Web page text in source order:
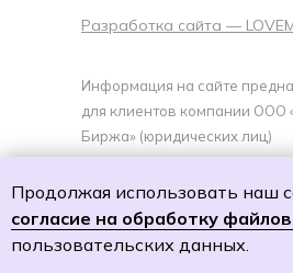
Разработка сайта —
Информация на сайте
для клиентов компании ООО
Биржа» (юридических лиц)
Политику обработки
Согласие на обработку
Согласие на получение
Продолжая использовать наш
согласие на обработку
пользовательских данных.